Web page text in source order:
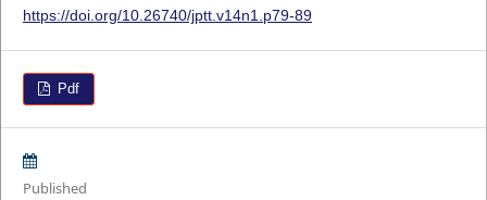
https://doi.org/10.26740/jptt.v14n1.p79-89
Pdf
Published